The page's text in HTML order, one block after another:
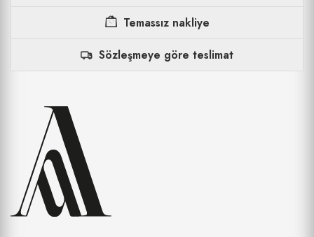
Temassız nakliye
Sözleşmeye göre teslimat